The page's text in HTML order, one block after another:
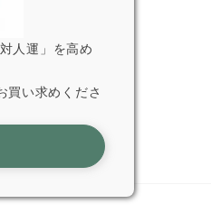
人運」を高め
買い求めくださ